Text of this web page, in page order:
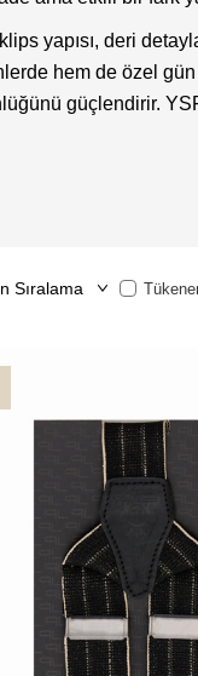
yapısı, deri
hem de özel
güçlendirir.